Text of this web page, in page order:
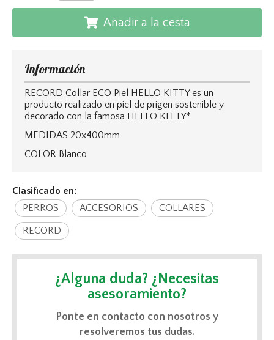
Añadir a la cesta
Información
RECORD Collar ECO Piel HELLO KITTY es un
producto realizado en piel de prigen sostenible y
decorado con la famosa HELLO KITTY*
MEDIDAS 20x400mm
COLOR Blanco
Clasificado en:
PERROS
ACCESORIOS COLLARES
RECORD
¿Alguna duda? ¿Necesitas
asesoramiento?
Ponte en contacto con nosotros y
resolveremos tus dudas.